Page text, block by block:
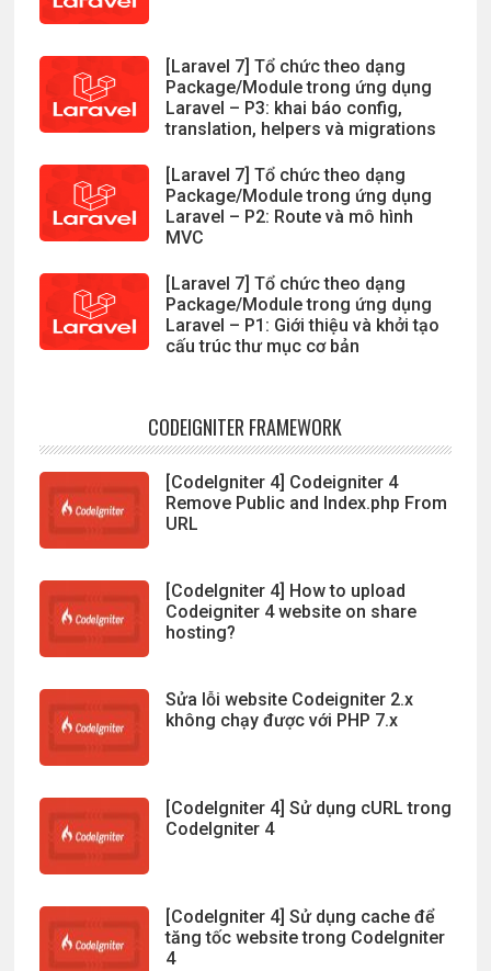
[Laravel 7] Tổ chức theo dạng
Package/Module trong ứng dụng
Laravel – P3: khai báo config,
translation, helpers và migrations
[Laravel 7] Tổ chức theo dạng
Package/Module trong ứng dụng
Laravel – P2: Route và mô hình
MVC
[Laravel 7] Tổ chức theo dạng
Package/Module trong ứng dụng
Laravel – P1: Giới thiệu và khởi tạo
cấu trúc thư mục cơ bản
CODEIGNITER FRAMEWORK
[CodeIgniter 4] Codeigniter 4
Remove Public and Index.php From
URL
[CodeIgniter 4] How to upload
Codeigniter 4 website on share
hosting?
Sửa lỗi website Codeigniter 2.x
không chạy được với PHP 7.x
[CodeIgniter 4] Sử dụng cURL trong
CodeIgniter 4
[CodeIgniter 4] Sử dụng cache để
tăng tốc website trong CodeIgniter
4